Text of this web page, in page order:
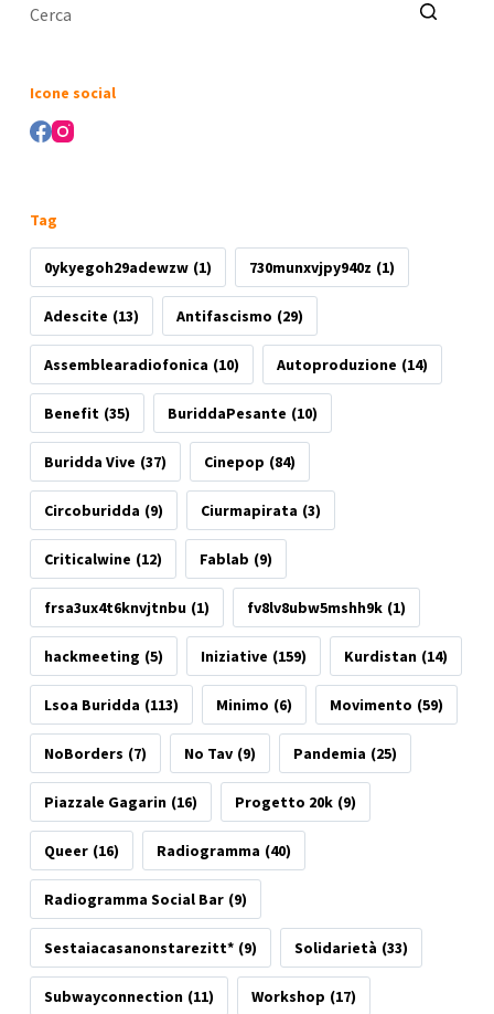
Icone social
Tag
0ykyegoh29adewzw (1) 730munxvjpy940z (1)
Adescite (13) Antifascismo (29)
Assemblearadiofonica (10) Autoproduzione (14)
Benefit (35) BuriddaPesante (10)
Buridda Vive (37) Cinepop (84)
Circoburidda (9) Ciurmapirata (3)
Criticalwine (12) Fablab (9)
frsa3ux4t6knvjtnbu (1) fv8lv8ubw5mshh9k (1)
hackmeeting (5) Iniziative (159) Kurdistan (14)
Lsoa Buridda (113) Minimo (6) Movimento (59)
NoBorders (7) No Tav (9) Pandemia (25)
Piazzale Gagarin (16) Progetto 20k (9)
Queer (16) Radiogramma (40)
Radiogramma Social Bar (9)
Sestaiacasanonstarezitt* (9) Solidarietà (33)
Subwayconnection (11) Workshop (17)